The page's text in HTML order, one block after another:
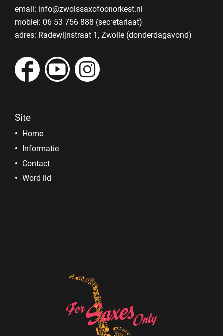
email: info@zwolssaxofoonorkest.nl
mobiel: 06 53 756 888 (secretariaat)
adres: Radewijnstraat 1, Zwolle (donderdagavond)
Site
Home
Informatie
Contact
Word lid